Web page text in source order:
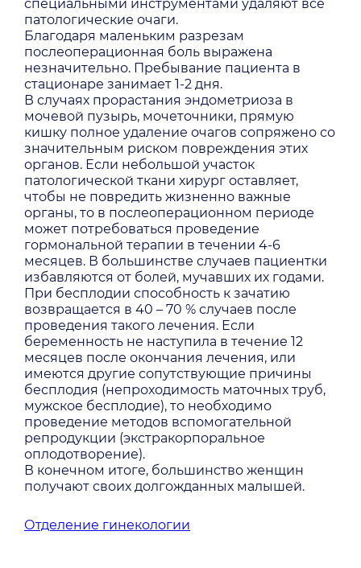
специальными инструментами удаляют все
патологические очаги.
Благодаря маленьким разрезам
послеоперационная боль выражена
незначительно. Пребывание пациента в
стационаре занимает 1-2 дня.
В случаях прорастания эндометриоза в
мочевой пузырь, мочеточники, прямую
кишку полное удаление очагов сопряжено со
значительным риском повреждения этих
органов. Если небольшой участок
патологической ткани хирург оставляет,
чтобы не повредить жизненно важные
органы, то в послеоперационном периоде
может потребоваться проведение
гормональной терапии в течении 4-6
месяцев. В большинстве случаев пациентки
избавляются от болей, мучавших их годами.
При бесплодии способность к зачатию
возвращается в 40 – 70 % случаев после
проведения такого лечения. Если
беременность не наступила в течение 12
месяцев после окончания лечения, или
имеются другие сопутствующие причины
бесплодия (непроходимость маточных труб,
мужское бесплодие), то необходимо
проведение методов вспомогательной
репродукции (экстракорпоральное
оплодотворение).
В конечном итоге, большинство женщин
получают своих долгожданных малышей.
Отделение гинекологии